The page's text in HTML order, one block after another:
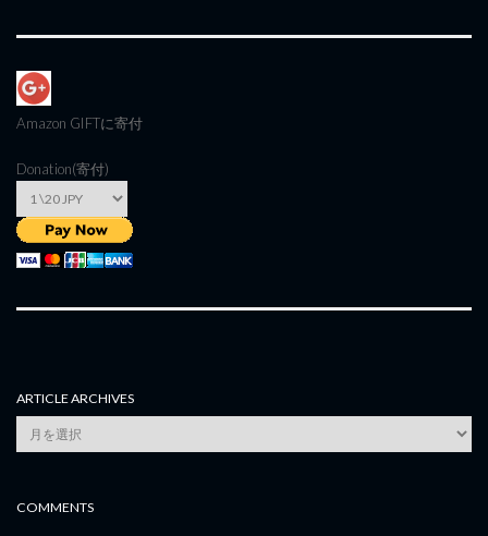
Amazon GIFTに寄付
Donation(寄付)
ARTICLE ARCHIVES
Article
Archives
COMMENTS